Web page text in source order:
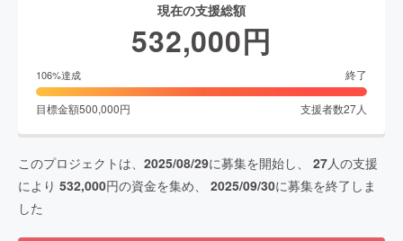
現在の支援総額
532,000円
106%達成 終了
目標金額500,000円 支援者数27人
このプロジェクトは、 2025/08/29に募集を開始し、 27人の支援
により 532,000円の資金を集め、 2025/09/30に募集を終了しま
した